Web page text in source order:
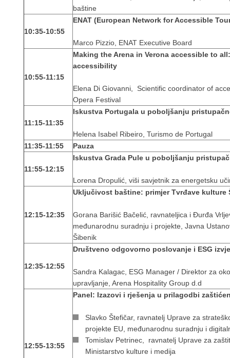
baštine
10:35-10:55
ENAT (European Network for Accessible
Marco Pizzio, ENAT Executive Board
10:55-11:15
Making the Arena in Verona accessible to
accessibility
Elena Di Giovanni, Scientific coordinator of
Opera Festival
11:15-11:35
Iskustva Portugala u poboljšanju
Helena Isabel Ribeiro, Turismo de Portugal
11:35-11:55
Pauza
11:55-12:15
Iskustva Grada Pule u poboljšanju
Lorena Dropulić, viši savjetnik za energetsku
12:15-12:35
Uključivost baštine: primjer Tvrđave
Gorana Barišić Bačelić, ravnateljica i Đurđa
međunarodnu suradnju i projekte, Javna
Šibenik
12:35-12:55
Društveno odgovorno poslovanje i ESG
Sandra Kalagac, ESG Manager / Direktor za
upravljanje, Arena Hospitality Group d.d
12:55-13:55
Panel: Izazovi i rješenja u prilagodbi
Slavko Štefičar, ravnatelj Uprave za
projekte EU, međunarodnu suradnju i
Tomislav Petrinec, ravnatelj Uprave za
Ministarstvo kulture i medija